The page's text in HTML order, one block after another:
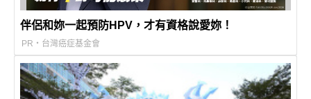
伴侶和妳一起預防HPV，才有資格說愛妳！
PR・台灣癌症基金會